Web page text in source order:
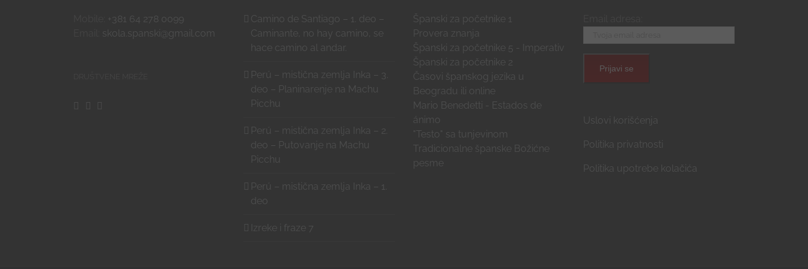
+381 64 278 0099
skola.spanski@gmail.com
Camino de Santiago – 1. deo –
Caminante, no hay camino, se
hace camino al andar.
Perú – mistična zemlja Inka – 3.
deo – Planinarenje na Machu
Picchu
Perú – mistična zemlja Inka – 2.
deo – Putovanje na Machu
Picchu
Perú – mistična zemlja Inka – 1.
deo
Izreke i fraze 7
Španski za početnike 1
Provera znanja
Španski za početnike 5 - Imperativ
Španski za početnike 2
Časovi španskog jezika u
Beogradu ili online
Mario Benedetti - Estados de
ánimo
"Testo" sa tunjevinom
Tradicionalne španske Božićne
pesme
Uslovi korišćenja
Politika privatnosti
Politika upotrebe kolačića